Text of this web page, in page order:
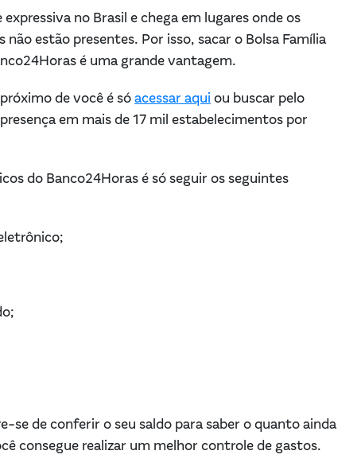
no Brasil e chega em lugares onde os
estão presentes. Por isso, sacar o Bolsa Família
é uma grande vantagem.
de você é só acessar aqui ou buscar pelo
em mais de 17 mil estabelecimentos por
do Banco24Horas é só seguir os seguintes
se de conferir o seu saldo para saber o quanto ainda
consegue realizar um melhor controle de gastos.